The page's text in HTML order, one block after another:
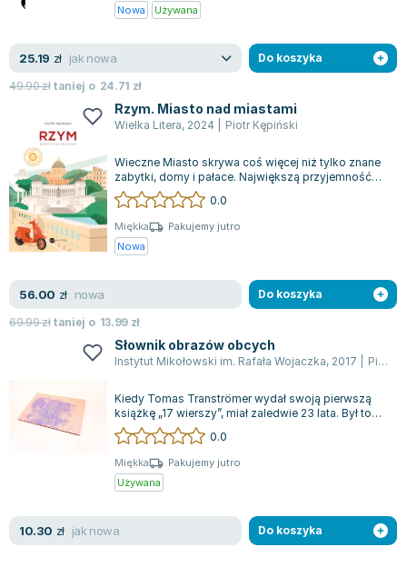
Zygmunt Freud
Agata Passent
Michel Moran
Maciej Orłoś
Jo Nesbo
Katarzyna Miller
Antoine de Saint Exupery
Lew Tołstoj
Mark Twain
Marcin Meller
Paulina Młynarska
ks. Piotr Pawlukiewicz
Jarosław Sokołowski
Piotr Latocha
Michael Scott
Jarosław Iwaszkiewicz
Joseph Murphy
Jan Sztaudynger
Aleksander Puszkin
Małgorzata Ohme
Maddie Ziegler
Nowa
Używana
25.19 zł jak nowa
49.90złtaniej o 24.71 zł
Do koszyka
Rzym. Miasto nad miastami
Wielka Litera, 2024 Piotr Kępiński
Wieczne Miasto skrywa coś więcej niż tylko znane
zabytki, domy i pałace. Największą przyjemność
sprawia pozwolenie Rzymowi, by sam...
0.0
Miękka
Pakujemy jutro
Nowa
56.00 zł nowa
69.99złtaniej o 13.99 zł
Do koszyka
Słownik obrazów obcych
Instytut Mikołowski im. Rafała Wojaczka, 2017 Piotr Kępiński
Kiedy Tomas Tranströmer wydał swoją pierwszą
książkę „17 wierszy”, miał zaledwie 23 lata. Był to
rok 1954, a świat z niepewnością...
0.0
Miękka
Pakujemy jutro
Używana
10.30 zł jak nowa Do koszyka